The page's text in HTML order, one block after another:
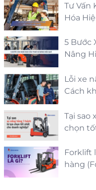
Tư Vấn
Hóa
5 Bước
Nâng
Lỗi xe
Cách
Tại sao
chọn
Forklift
hàng